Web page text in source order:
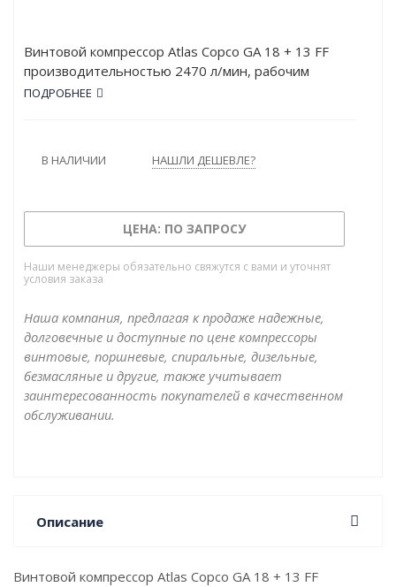
Винтовой компрессор Atlas Copco GA 18 + 13 FF
производительностью 2470 л/мин, рабочим
давлением в 12.8 атм и мощностью в 18 кВт.
ПОДРОБНЕЕ
В НАЛИЧИИ НАШЛИ ДЕШЕВЛЕ?
ЦЕНА: ПО ЗАПРОСУ
Наши менеджеры обязательно свяжутся с вами и уточнят
условия заказа
Наша компания, предлагая к продаже надежные,
долговечные и доступные по цене компрессоры
винтовые, поршневые, спиральные, дизельные,
безмасляные и другие, также учитывает
заинтересованность покупателей в качественном
обслуживании.
Описание
Винтовой компрессор Atlas Copco GA 18 + 13 FF